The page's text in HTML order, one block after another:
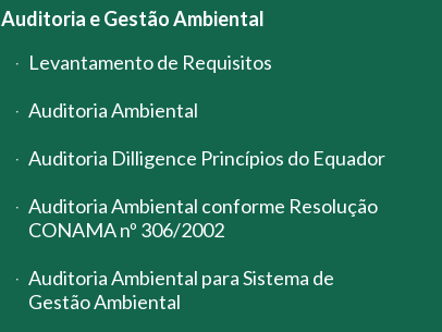
Auditoria e Gestão Ambiental
Levantamento de Requisitos
Auditoria Ambiental
Auditoria Dilligence Princípios do Equador
Auditoria Ambiental conforme Resolução
CONAMA nº 306/2002
Auditoria Ambiental para Sistema de
Gestão Ambiental